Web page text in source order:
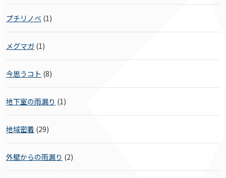
プチリノベ (1)
メグマガ (1)
今思うコト (8)
地下室の雨漏り (1)
地域密着 (29)
外壁からの雨漏り (2)